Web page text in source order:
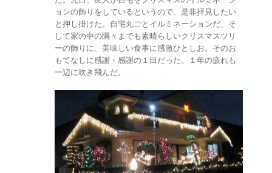
ョンの飾りをしているというので、是非拝見したい
と押し掛けた。自宅丸ごとイルミネーションだ、そ
して家の中の隅々までも素晴らしいクリスマスツリ
ーの飾りに、美味しい食事に感激ひとしお。そのお
もてなしに感謝・感謝の１日だった。１年の疲れも
一辺に吹き飛んだ。